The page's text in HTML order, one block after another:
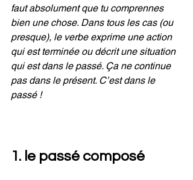
faut absolument que tu comprennes
bien une chose. Dans tous les cas (ou
presque), le verbe exprime une action
qui est terminée ou décrit une situation
qui est dans le passé. Ça ne continue
pas dans le présent. C’est dans le
passé !
1. le passé composé